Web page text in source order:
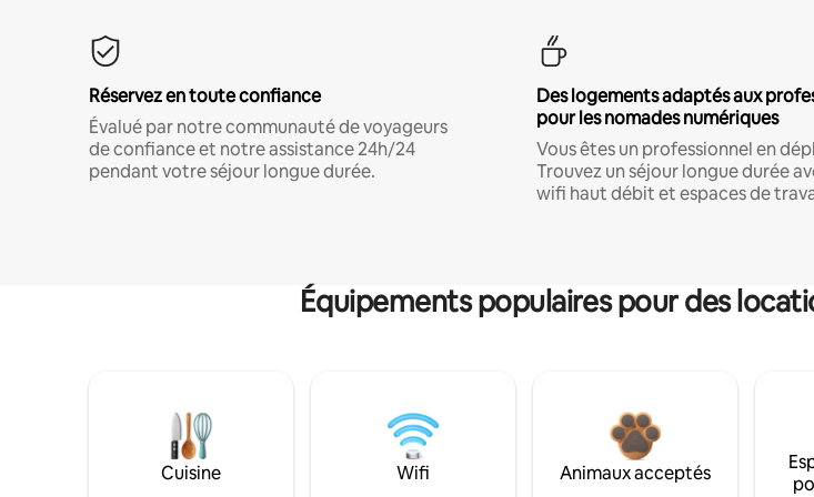
Réservez en toute confiance
Évalué par notre communauté de voyageurs
de confiance et notre assistance 24h/24
pendant votre séjour longue durée.
Des logements adaptés aux
pour les nomades numériques
Vous êtes un professionnel en
Trouvez un séjour longue durée
wifi haut débit et espaces de
Équipements populaires pour des
Cuisine Wifi Animaux acceptés